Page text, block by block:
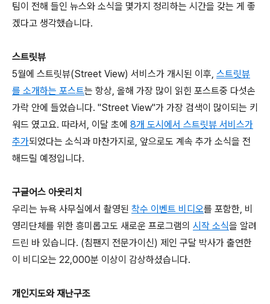
팀이 전해 들인 뉴스와 소식을 몇가지 정리하는 시간을 갖는 게 좋
겠다고 생각했습니다.
스트릿뷰
5월에 스트릿뷰(Street View) 서비스가 개시된 이후, 스트릿뷰
를 소개하는 포스트는 항상, 올해 가장 많이 읽힌 포스트중 다섯손
가락 안에 들었습니다. "Street View"가 가장 검색이 많이되는 키
워드 였고요. 따라서, 이달 초에 8개 도시에서 스트릿뷰 서비스가
추가되었다는 소식과 마찬가지로, 앞으로도 계속 추가 소식을 전
해드릴 예정입니다.
구글어스 아웃리치
우리는 뉴욕 사무실에서 촬영된 착수 이벤트 비디오를 포함한, 비
영리단체를 위한 흥미롭고도 새로운 프로그램의 시작 소식을 알려
드린 바 있습니다. (침팬지 전문가이신) 제인 구달 박사가 출연한
이 비디오는 22,000분 이상이 감상하셨습니다.
개인지도와 재난구조